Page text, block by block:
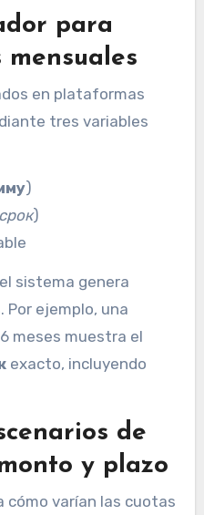
para
en plataformas
tres variables
)
срок)
sistema genera
Por ejemplo, una
meses muestra el
exacto, incluyendo
de
y plazo
varían las cuotas